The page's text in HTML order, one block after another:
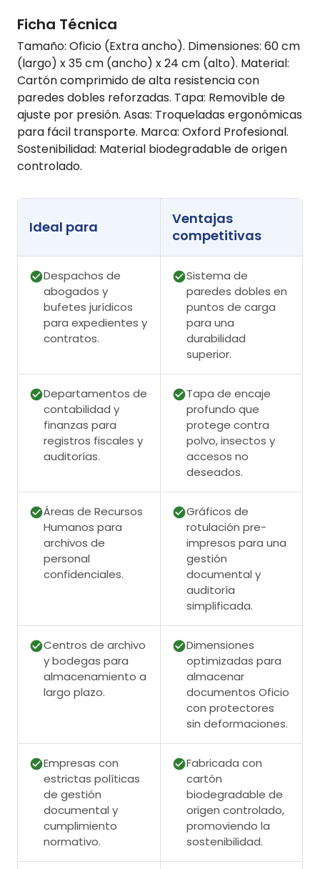
Ficha Técnica
Tamaño: Oficio (Extra ancho). Dimensiones: 60 cm
(largo) x 35 cm (ancho) x 24 cm (alto). Material:
Cartón comprimido de alta resistencia con
paredes dobles reforzadas. Tapa: Removible de
ajuste por presión. Asas: Troqueladas ergonómicas
para fácil transporte. Marca: Oxford Profesional.
Sostenibilidad: Material biodegradable de origen
controlado.
Ideal para
Ventajas
competitivas
Despachos de
abogados y
bufetes jurídicos
para expedientes y
contratos.
Sistema de
paredes dobles en
puntos de carga
para una
durabilidad
superior.
Departamentos de
contabilidad y
finanzas para
registros fiscales y
auditorías.
Tapa de encaje
profundo que
protege contra
polvo, insectos y
accesos no
deseados.
Áreas de Recursos
Humanos para
archivos de
personal
confidenciales.
Gráficos de
rotulación pre-
impresos para una
gestión
documental y
auditoría
simplificada.
Centros de archivo
y bodegas para
almacenamiento a
largo plazo.
Dimensiones
optimizadas para
almacenar
documentos Oficio
con protectores
sin deformaciones.
Empresas con
estrictas políticas
de gestión
documental y
cumplimiento
normativo.
Fabricada con
cartón
biodegradable de
origen controlado,
promoviendo la
sostenibilidad.